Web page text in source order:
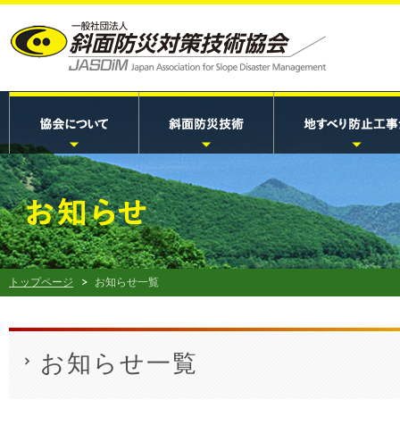
トップページ お知らせ一覧
お知らせ一覧